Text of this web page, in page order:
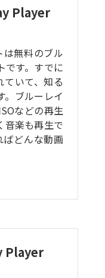
Player
無料のブル
です。すでに
いて、知る
。ブルーレイ
などの再生
音楽も再生で
ばどんな動画
Player